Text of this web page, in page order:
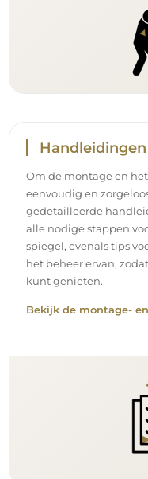
Volg ons en
Blijf op de hoogte van
promoties, ontdek de
ideeën voor mooie
gemeenschap en